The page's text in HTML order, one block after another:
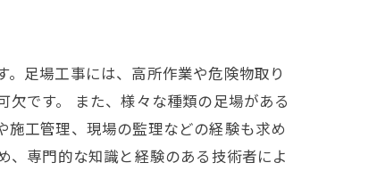
足場工事には、高所作業や危険物取り
です。 また、様々な種類の足場がある
工管理、現場の監理などの経験も求め
、専門的な知識と経験のある技術者によ